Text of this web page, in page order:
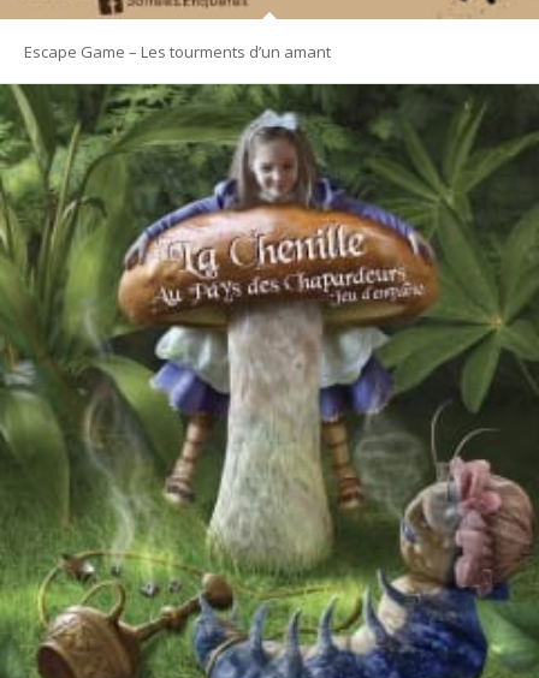
Escape Game – Les tourments d’un amant